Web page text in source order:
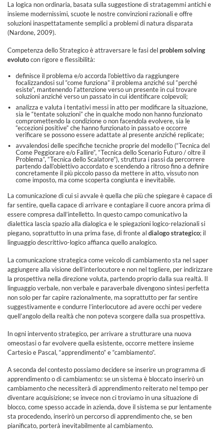
La logica non ordinaria, basata sulla suggestione di stratagemmi antichi e
insieme modernissimi, scuote le nostre convinzioni razionali e offre
soluzioni inaspettatamente semplici a problemi di natura disparata
(Nardone, 2009).
Competenza dello Strategico è attraversare le fasi delproblem solving
evolutocon rigore e flessibilità:
definisce il problema e/o accorda l’obiettivo da raggiungere
focalizzandosi sul “come funziona” il problema anziché sul “perché
esiste”, mantenendo l’attenzione verso un presente in cui trovare
soluzioni anziché verso un passato in cui identificare colpevoli;
analizza e valuta i tentativi messi in atto per modificare la situazione,
sia le “tentate soluzioni” che in qualche modo non hanno funzionato
compromettendo la condizione o non facendola evolvere, sia le
“eccezioni positive” che hanno funzionato in passato e occorre
verificare se possono essere adattate al presente anziché replicate;
avvalendosi delle specifiche tecniche proprie del modello (“Tecnica del
Come Peggiorare e/o Fallire”, “Tecnica dello Scenario Futuro / oltre il
Problema”, “Tecnica dello Scalatore”), struttura i passi da percorrere
partendo dall’obiettivo accordato e scendendo a ritroso fino a definire
concretamente il più piccolo passo da mettere in atto, vissuto non
come imposto, ma come scoperta congiunta e inevitabile.
La comunicazione di cui si avvale è quella che più che spiegare è capace di
far sentire, quella capace di arrivare e contagiare il cuore ancora prima di
essere compresa dall’intelletto. In questo campo comunicativo la
dialettica lascia spazio alla dialogica e le spiegazioni logico-relazionali si
piegano, soprattutto in una prima fase, di fronte aldialogo strategico; il
linguaggio descrittivo-logico affianca quello analogico.
La comunicazione strategica come veicolo di cambiamento sta nel saper
aggiungere alla visione dell’interlocutore e non nel togliere, per indirizzare
la prospettiva nella direzione voluta, partendo proprio dalla sua realtà. Il
linguaggio verbale, non verbale e paraverbale divengono sintesi perfetta
non solo per far capire razionalmente, ma soprattutto per far sentire
suggestivamente e condurre l’interlocutore ad avere occhi per vedere
quell’angolo della realtà che non poteva scorgere dalla sua prospettiva.
In ogni intervento strategico, per arrivare a strutturare una nuova
omeostasi o far evolvere quella esistente, occorre mettere insieme
Cartesio e Pascal, “apprendimento” e “cambiamento”.
A seconda del contesto possiamo decidere se inserire un programma di
apprendimento o di cambiamento: se un sistema è bloccato inserirò un
cambiamento che necessiterà di apprendimento reiterato nel tempo per
diventare acquisizione; se invece non ci troviamo in una situazione di
blocco, come spesso accade in azienda, dove il sistema se pur lentamente
sta procedendo, inserirò un percorso di apprendimento che, se ben
pianificato, porterà inevitabilmente al cambiamento.